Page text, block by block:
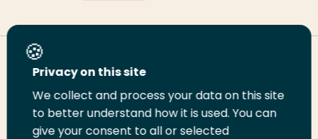
Deel deze pagina
DeelDeelDeelEmailPrint
Privacy on this site
We collect and process your data on this site
to better understand how it is used. You can
give your consent to all or selected